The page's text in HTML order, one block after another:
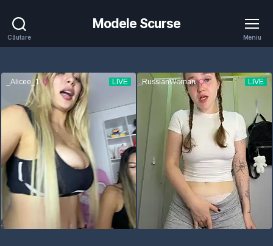
Căutare
Modele Scurse
Meniu